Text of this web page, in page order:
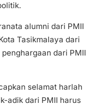
alumni dari PMII
Tasikmalaya dari
dari PMII
selamat harlah
adik dari PMII harus